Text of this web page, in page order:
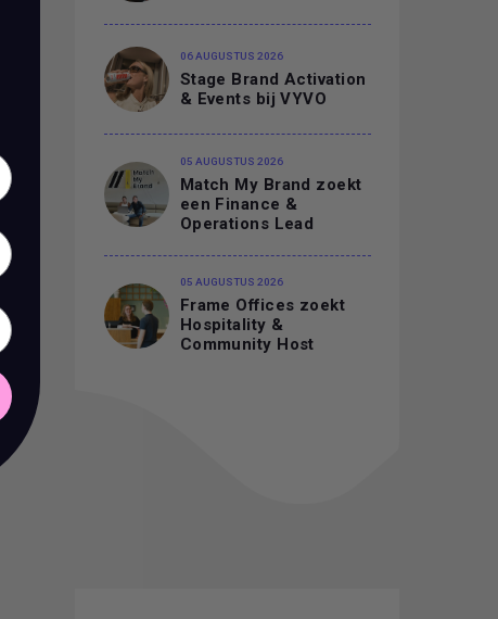
06 AUGUSTUS 2026
Stage Brand Activation
& Events bij VYVO
05 AUGUSTUS 2026
Match My Brand zoekt
een Finance &
Operations Lead
05 AUGUSTUS 2026
Frame Offices zoekt
Hospitality &
Community Host